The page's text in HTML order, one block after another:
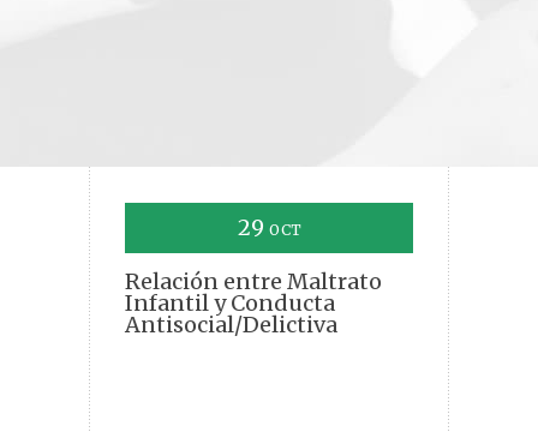
29 OCT
Relación entre Maltrato
Infantil y Conducta
Antisocial/Delictiva